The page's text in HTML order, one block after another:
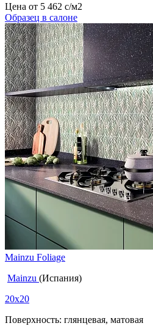
Цена от 5 462 c/м2
Образец в салоне
Mainzu Foliage
Mainzu (Испания)
20x20
Поверхность: глянцевая, матовая